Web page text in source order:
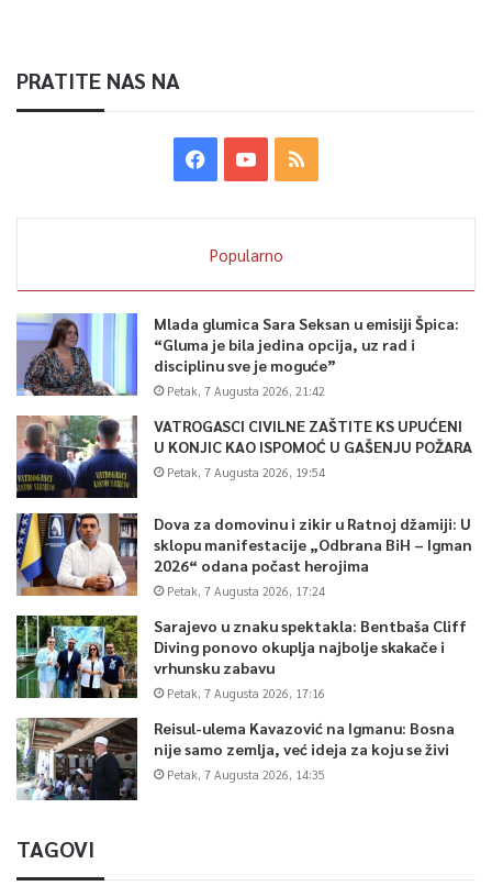
PRATITE NAS NA
Popularno
Mlada glumica Sara Seksan u emisiji Špica:
“Gluma je bila jedina opcija, uz rad i
disciplinu sve je moguće”
Petak, 7 Augusta 2026, 21:42
VATROGASCI CIVILNE ZAŠTITE KS UPUĆENI
U KONJIC KAO ISPOMOĆ U GAŠENJU POŽARA
Petak, 7 Augusta 2026, 19:54
Dova za domovinu i zikir u Ratnoj džamiji: U
sklopu manifestacije „Odbrana BiH – Igman
2026“ odana počast herojima
Petak, 7 Augusta 2026, 17:24
Sarajevo u znaku spektakla: Bentbaša Cliff
Diving ponovo okuplja najbolje skakače i
vrhunsku zabavu
Petak, 7 Augusta 2026, 17:16
Reisul-ulema Kavazović na Igmanu: Bosna
nije samo zemlja, već ideja za koju se živi
Petak, 7 Augusta 2026, 14:35
TAGOVI